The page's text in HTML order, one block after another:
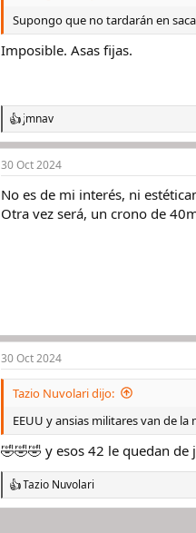
Supongo que no tardarán en
Imposible. Asas fijas.
R
e
a
c
i
o
jmnav
30 Oct 2024
No es de mi interés, ni
Otra vez será, un crono de
30 Oct 2024
Tazio Nuvolari dijo:
EEUU y ansias militares van de
🤣🤣🤣 y esos 42 le quedan de
R
e
Tazio Nuvolari